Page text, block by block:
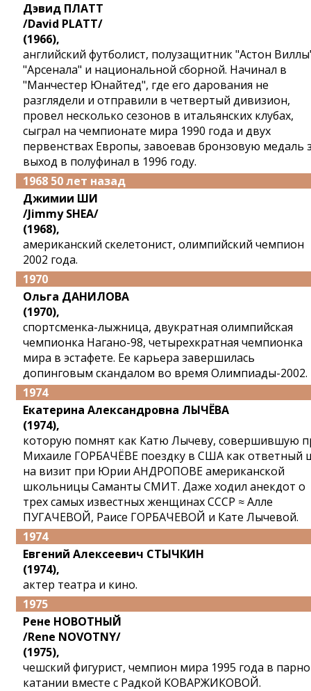
Дэвид ПЛАТТ
/David PLATT/
(1966),
английский футболист, полузащитник "Астон
"Арсенала" и национальной сборной. Начинал в
"Манчестер Юнайтед", где его дарования не
разглядели и отправили в четвертый дивизион,
провел несколько сезонов в итальянских клубах,
сыграл на чемпионате мира 1990 года и двух
первенствах Европы, завоевав бронзовую медаль
выход в полуфинал в 1996 году.
1968 50 лет назад
Джимии ШИ
/Jimmy SHEA/
(1968),
американский скелетонист, олимпийский чемпион
2002 года.
1970
Ольга ДАНИЛОВА
(1970),
спортсменка-лыжница, двукратная олимпийская
чемпионка Нагано-98, четырехкратная чемпионка
мира в эстафете. Ее карьера завершилась
допинговым скандалом во время Олимпиады-2002.
1974
Екатерина Александровна ЛЫЧЁВА
(1974),
которую помнят как Катю Лычеву, совершившую
Михаиле ГОРБАЧЁВЕ поездку в США как ответный
на визит при Юрии АНДРОПОВЕ американской
школьницы Саманты СМИТ. Даже ходил анекдот о
трех самых известных женщинах СССР ≈ Алле
ПУГАЧЕВОЙ, Раисе ГОРБАЧЕВОЙ и Кате Лычевой.
1974
Евгений Алексеевич СТЫЧКИН
(1974),
актер театра и кино.
1975
Рене НОВОТНЫЙ
/Rene NOVOTNY/
(1975),
чешский фигурист, чемпион мира 1995 года в
катании вместе с Радкой КОВАРЖИКОВОЙ.